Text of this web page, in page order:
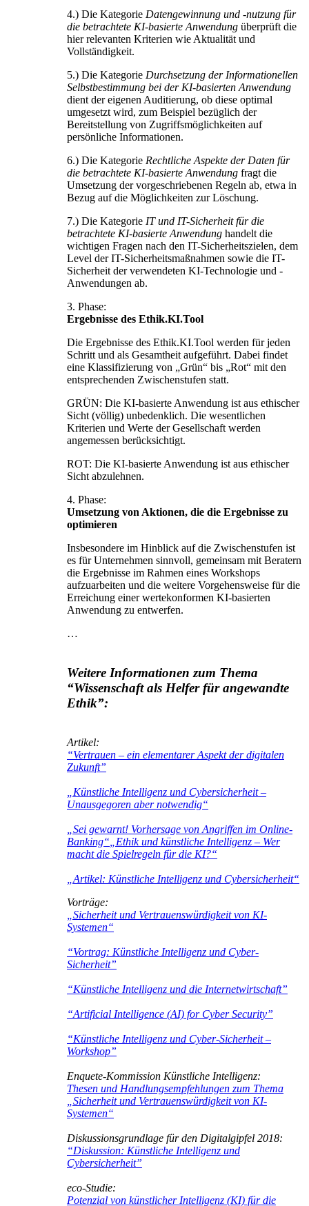
4.) Die Kategorie Datengewinnung und -nutzung für
die betrachtete KI-basierte Anwendung überprüft die
hier relevanten Kriterien wie Aktualität und
Vollständigkeit.
5.) Die Kategorie Durchsetzung der Informationellen
Selbstbestimmung bei der KI-basierten Anwendung
dient der eigenen Auditierung, ob diese optimal
umgesetzt wird, zum Beispiel bezüglich der
Bereitstellung von Zugriffsmöglichkeiten auf
persönliche Informationen.
6.) Die Kategorie Rechtliche Aspekte der Daten für
die betrachtete KI-basierte Anwendung fragt die
Umsetzung der vorgeschriebenen Regeln ab, etwa in
Bezug auf die Möglichkeiten zur Löschung.
7.) Die Kategorie IT und IT-Sicherheit für die
betrachtete KI-basierte Anwendung handelt die
wichtigen Fragen nach den IT-Sicherheitszielen, dem
Level der IT-Sicherheitsmaßnahmen sowie die IT-
Sicherheit der verwendeten KI-Technologie und -
Anwendungen ab.
3. Phase:
Ergebnisse des Ethik.KI.Tool
Die Ergebnisse des Ethik.KI.Tool werden für jeden
Schritt und als Gesamtheit aufgeführt. Dabei findet
eine Klassifizierung von „Grün“ bis „Rot“ mit den
entsprechenden Zwischenstufen statt.
GRÜN: Die KI-basierte Anwendung ist aus ethischer
Sicht (völlig) unbedenklich. Die wesentlichen
Kriterien und Werte der Gesellschaft werden
angemessen berücksichtigt.
ROT: Die KI-basierte Anwendung ist aus ethischer
Sicht abzulehnen.
4. Phase:
Umsetzung von Aktionen, die die Ergebnisse zu
optimieren
Insbesondere im Hinblick auf die Zwischenstufen ist
es für Unternehmen sinnvoll, gemeinsam mit Beratern
die Ergebnisse im Rahmen eines Workshops
aufzuarbeiten und die weitere Vorgehensweise für die
Erreichung einer wertekonformen KI-basierten
Anwendung zu entwerfen.
…
Weitere Informationen zum Thema
“Wissenschaft als Helfer für angewandte
Ethik”:
Artikel:
“Vertrauen – ein elementarer Aspekt der digitalen
Zukunft”
„Künstliche Intelligenz und Cybersicherheit –
Unausgegoren aber notwendig“
„Sei gewarnt! Vorhersage von Angriffen im Online-
Banking“ „Ethik und künstliche Intelligenz – Wer
macht die Spielregeln für die KI?“
„Artikel: Künstliche Intelligenz und Cybersicherheit“
Vorträge:
„Sicherheit und Vertrauenswürdigkeit von KI‐
Systemen“
“Vortrag: Künstliche Intelligenz und Cyber-
Sicherheit”
“Künstliche Intelligenz und die Internetwirtschaft”
“Artificial Intelligence (AI) for Cyber Security”
“Künstliche Intelligenz und Cyber-Sicherheit –
Workshop”
Enquete‐Kommission Künstliche Intelligenz:
Thesen und Handlungsempfehlungen zum Thema
„Sicherheit und Vertrauenswürdigkeit von KI‐
Systemen“
Diskussionsgrundlage für den Digitalgipfel 2018:
“Diskussion: Künstliche Intelligenz und
Cybersicherheit”
eco-Studie:
Potenzial von künstlicher Intelligenz (KI) für die